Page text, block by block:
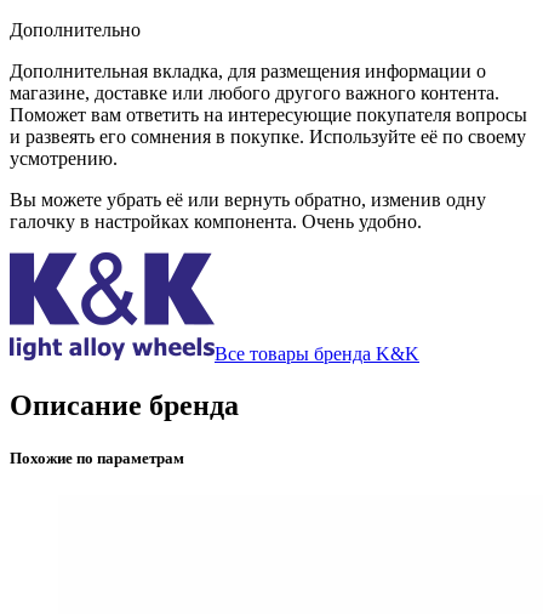
Дополнительно
Дополнительная вкладка, для размещения информации о
магазине, доставке или любого другого важного контента.
Поможет вам ответить на интересующие покупателя вопросы
и развеять его сомнения в покупке. Используйте её по своему
усмотрению.
Вы можете убрать её или вернуть обратно, изменив одну
галочку в настройках компонента. Очень удобно.
Все товары бренда K&K
Описание бренда
Похожие по параметрам